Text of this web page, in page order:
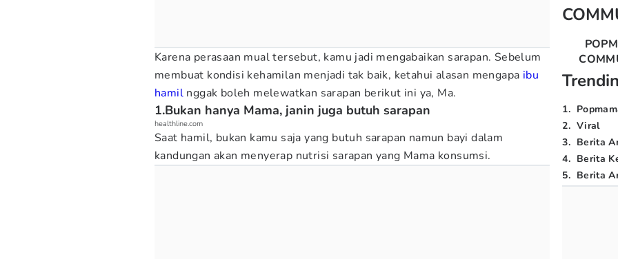
Karena perasaan mual tersebut, kamu jadi mengabaikan sarapan. Sebelum
membuat kondisi kehamilan menjadi tak baik, ketahui alasan mengapa ibu
hamil nggak boleh melewatkan sarapan berikut ini ya, Ma.
1.Bukan hanya Mama, janin juga butuh sarapan
healthline.com
Saat hamil, bukan kamu saja yang butuh sarapan namun bayi dalam
kandungan akan menyerap nutrisi sarapan yang Mama konsumsi.
1.
2. Viral
3. Berita
4. Berita
5. Berita